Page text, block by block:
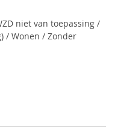
niet van toepassing /
/ Wonen / Zonder